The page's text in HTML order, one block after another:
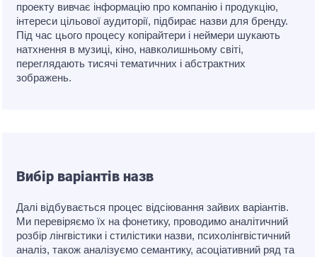
проекту вивчає інформацію про компанію і продукцію,
інтереси цільової аудиторії, підбирає назви для бренду.
Під час цього процесу копірайтери і неймери шукають
натхнення в музиці, кіно, навколишньому світі,
переглядають тисячі тематичних і абстрактних
зображень.
Вибір варіантів назв
Далі відбувається процес відсіювання зайвих варіантів.
Ми перевіряємо їх на фонетику, проводимо аналітичний
розбір лінгвістики і стилістики назви, психолінгвістичний
аналіз, також аналізуємо семантику, асоціативний ряд та